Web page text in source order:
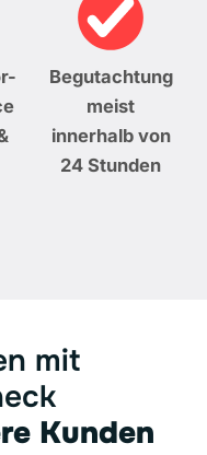
Begutachtung
meist
innerhalb von
24 Stunden
mit
Kunden